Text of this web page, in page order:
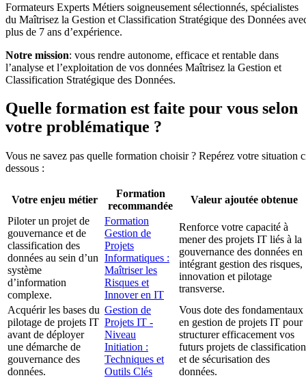
Formateurs Experts Métiers soigneusement sélectionnés, spécialistes
du Maîtrisez la Gestion et Classification Stratégique des Données
plus de 7 ans d’expérience.
Notre mission: vous rendre autonome, efficace et rentable dans
l’analyse et l’exploitation de vos données Maîtrisez la Gestion et
Classification Stratégique des Données.
Quelle formation est faite pour vous selon
votre problématique ?
Vous ne savez pas quelle formation choisir ? Repérez votre situation
dessous :
Votre enjeu métier
Formation
recommandée
Valeur ajoutée obtenue
Piloter un projet de
gouvernance et de
classification des
données au sein d’un
système
d’information
complexe.
Formation
Gestion de
Projets
Informatiques :
Maîtriser les
Risques et
Innover en IT
Renforce votre capacité à
mener des projets IT liés à la
gouvernance des données en
intégrant gestion des risques,
innovation et pilotage
transverse.
Acquérir les bases du
pilotage de projets IT
avant de déployer
une démarche de
gouvernance des
données.
Gestion de
Projets IT -
Niveau
Initiation :
Techniques et
Outils Clés
Vous dote des fondamentaux
en gestion de projets IT pour
structurer efficacement vos
futurs projets de classification
et de sécurisation des
données.